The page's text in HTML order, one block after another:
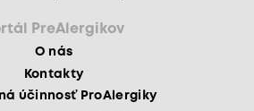
PreAlergikov
O nás
Kontakty
účinnosť ProAlergiky